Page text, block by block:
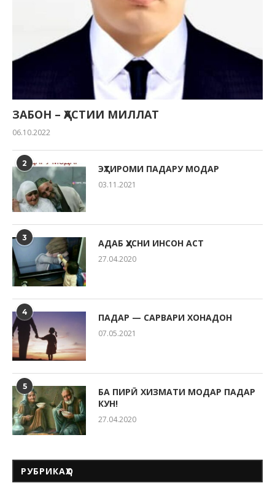
ЗАБОН – ҲАСТИИ МИЛЛАТ
06.10.2022
2 ЭҲТИРОМИ ПАДАРУ МОДАР
03.11.2021
3 АДАБ ҲУСНИ ИНСОН АСТ
27.04.2020
4 ПАДАР — САРВАРИ ХОНАДОН
07.05.2021
5
БА ПИРӢ ХИЗМАТИ МОДАР ПАДАР
КУН!
27.04.2020
РУБРИКАҲО